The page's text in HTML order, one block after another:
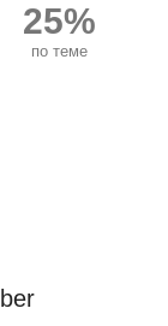
25%
по теме